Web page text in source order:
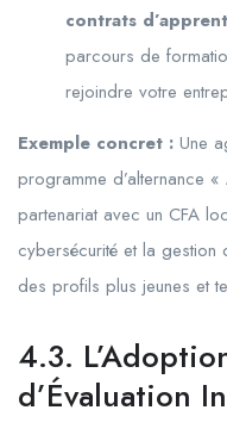
contrats
parcours de
rejoindre votre
Exemple concret : Une
programme d’alternance
partenariat avec un CFA
cybersécurité et la gestion
des profils plus jeunes et
4.3.
d’Évaluation